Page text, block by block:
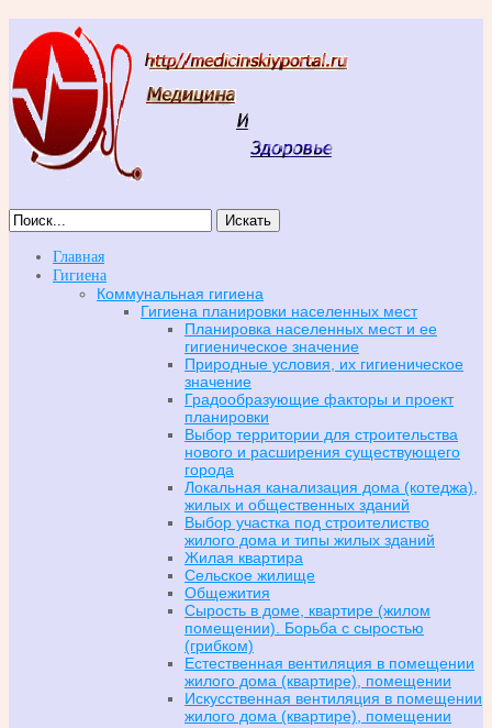
Искать
Главная
Гигиена
Коммунальная гигиена
Гигиена планировки населенных мест
Планировка населенных мест и ее
гигиеническое значение
Природные условия, их гигиеническое
значение
Градообразующие факторы и проект
планировки
Выбор территории для строительства
нового и расширения существующего
города
Локальная канализация дома (котеджа),
жилых и общественных зданий
Выбор участка под строителиство
жилого дома и типы жилых зданий
Жилая квартира
Сельское жилище
Общежития
Сырость в доме, квартире (жилом
помещении). Борьба с сыростью
(грибком)
Естественная вентиляция в помещении
жилого дома (квартире), помещении
Искусственная вентиляция в помещении
жилого дома (квартире), помещении